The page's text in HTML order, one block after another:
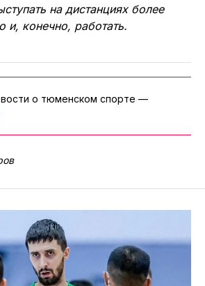
на дистанциях более
и, конечно, работать.
о тюменском спорте —